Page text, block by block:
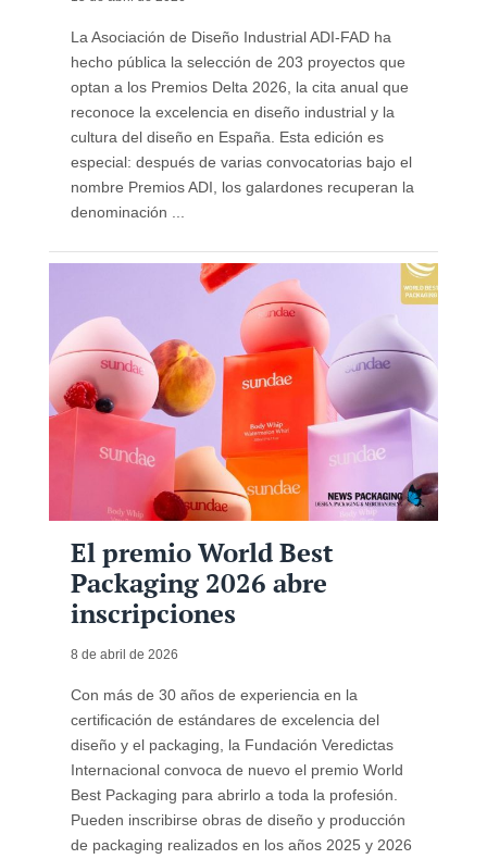
La Asociación de Diseño Industrial ADI-FAD ha
hecho pública la selección de 203 proyectos que
optan a los Premios Delta 2026, la cita anual que
reconoce la excelencia en diseño industrial y la
cultura del diseño en España. Esta edición es
especial: después de varias convocatorias bajo el
nombre Premios ADI, los galardones recuperan la
denominación ...
El premio World Best
Packaging 2026 abre
inscripciones
8 de abril de 2026
Con más de 30 años de experiencia en la
certificación de estándares de excelencia del
diseño y el packaging, la Fundación Veredictas
Internacional convoca de nuevo el premio World
Best Packaging para abrirlo a toda la profesión.
Pueden inscribirse obras de diseño y producción
de packaging realizados en los años 2025 y 2026